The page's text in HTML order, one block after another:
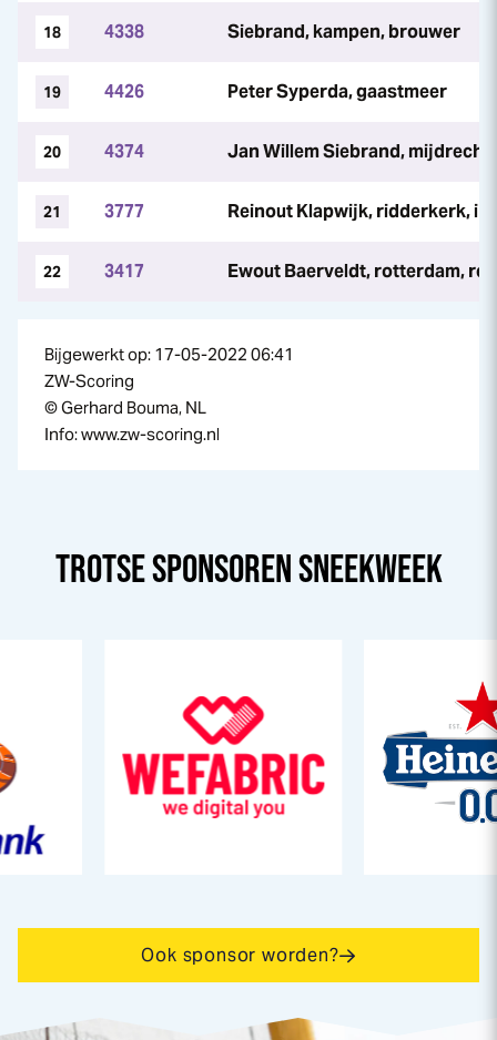
18 4338 Siebrand, kampen, brouwer
19 4426 Peter Syperda, gaastmeer
20 4374 Jan Willem Siebrand,
21 3777 Reinout Klapwijk, ridderkerk,
22 3417 Ewout Baerveldt, rotterdam,
Bijgewerkt op: 17-05-2022 06:41
ZW-Scoring
© Gerhard Bouma, NL
Info: www.zw-scoring.nl
TROTSE SPONSORENSNEEKWEEK
Ook sponsor worden?